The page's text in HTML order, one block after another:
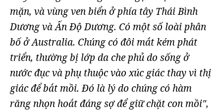
mặn, và vùng ven biển ở phía tây Thái Bình
Dương và Ấn Độ Dương. Có một số loài phân
bố ở Australia. Chúng có đôi mắt kém phát
triển, thường bị lớp da che phủ do sống ở
nước đục và phụ thuộc vào xúc giác thay vì thị
giác để bắt mồi. Đó là lý do chúng có hàm
răng nhọn hoắt đáng sợ để giữ chặt con mồi",